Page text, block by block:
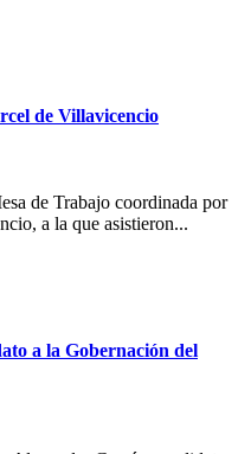
de Villavicencio
de Trabajo coordinada por
a la que asistieron...
a la Gobernación del